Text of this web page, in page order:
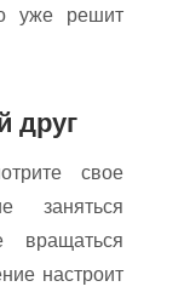
уже решит
друг
свое
заняться
вращаться
настроит